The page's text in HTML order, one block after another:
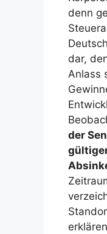
denn
dar,
Anlass
der